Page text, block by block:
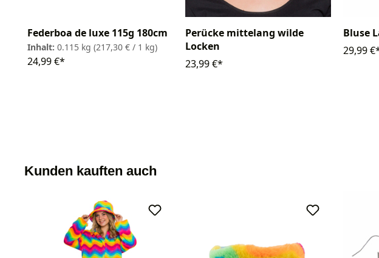
Federboa de luxe 115g 180cm
Inhalt: 0.115 kg (217,30 € / 1 kg)
24,99 €*
Perücke mittelang wilde
Locken
23,99 €*
Bluse
29,99
Kunden kauften auch